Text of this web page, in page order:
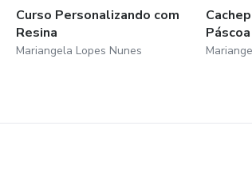
Curso Personalizando com
Resina
Mariangela Lopes Nunes